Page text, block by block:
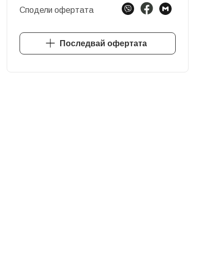
Сподели офертата
Последвай офертата